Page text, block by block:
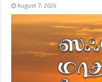
August 7, 2026